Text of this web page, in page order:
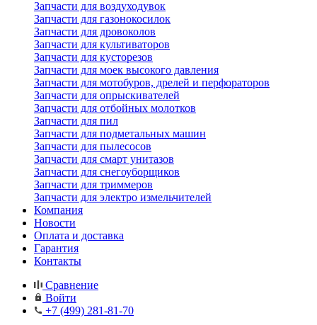
Запчасти для воздуходувок
Запчасти для газонокосилок
Запчасти для дровоколов
Запчасти для культиваторов
Запчасти для кусторезов
Запчасти для моек высокого давления
Запчасти для мотобуров, дрелей и перфораторов
Запчасти для опрыскивателей
Запчасти для отбойных молотков
Запчасти для пил
Запчасти для подметальных машин
Запчасти для пылесосов
Запчасти для смарт унитазов
Запчасти для снегоуборщиков
Запчасти для триммеров
Запчасти для электро измельчителей
Компания
Новости
Оплата и доставка
Гарантия
Контакты
Сравнение
Войти
+7 (499) 281-81-70